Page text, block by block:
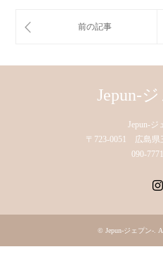
Jepun-
Jepun-ジ
〒723-0051 広島県
090-
© Jepun-ジェプン-.